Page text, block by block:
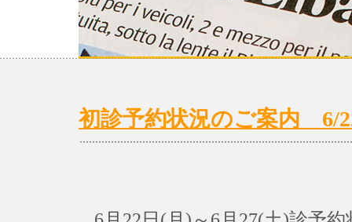
初診予約状況のご案内 6/